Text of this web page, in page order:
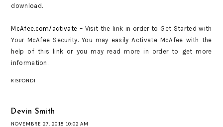
download.
McAfee.com/activate – Visit the link in order to Get Started with
Your McAfee Security. You may easily Activate McAfee with the
help of this link or you may read more in order to get more
information.
RISPONDI
Devin Smith
NOVEMBRE 27, 2018 10:02 AM